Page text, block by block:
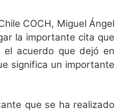
COCH, Miguel Ángel
la importante cita que
el acuerdo que dejó en
significa un importante
que se ha realizado